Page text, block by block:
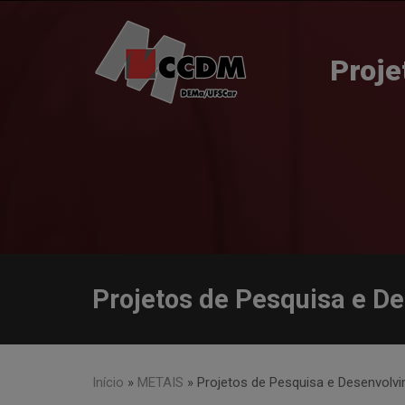
Projetos de Pesquisa e
Início » METAIS » Projetos de Pesquisa e